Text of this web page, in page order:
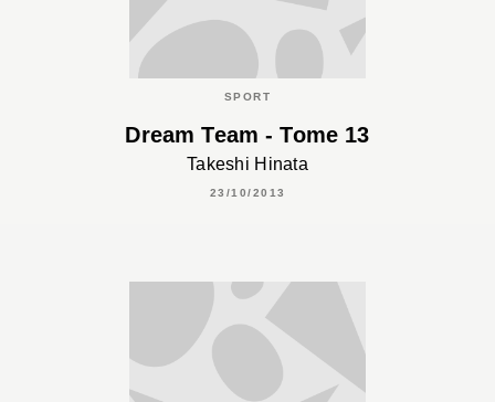
SPORT
Dream Team - Tome 13
Takeshi Hinata
23/10/2013